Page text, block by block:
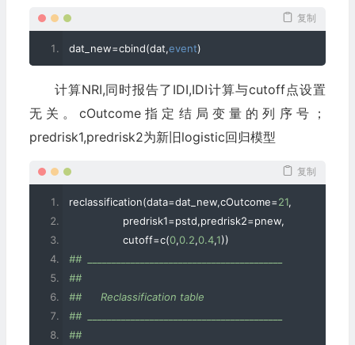
##
##     lowess
## Loading required package: epitools
## The following object is masked from
##
## Loading required package: PBSmodelling
##
## PBS Modelling 2.68.6 -- Copyright (C) 2005-2018
##
## A complete user guide 'PBSmodelling-UG.pdf' is
## C:/Program Files/R/R-3.5.1/library/PBSmodelling/doc/
##
## Packaged on 2017-12-19
## Pacific Biological Station, Nanaimo
##
## All available PBS packages can be found at
复制
dat_new=cbind(dat,event)
计算NRI,同时报告了IDI,IDI计算与cutoff点设置
无关。cOutcome指定结局变量的列序号；
predrisk1,predrisk2为新旧logistic回归模型
复制
reclassification(data=dat_new,cOutcome=21,
predrisk1=pstd,predrisk2=pnew,
cutoff=c(0,0.2,0.4,1))
##  _________________________________________
##
##      Reclassification table
##  _________________________________________
##